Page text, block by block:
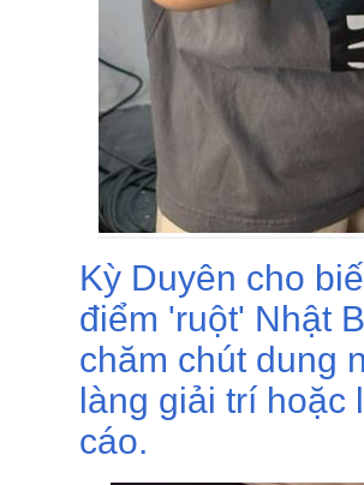
Kỳ Duyên cho
điểm 'ruột' Nhật
chăm chút dung
làng giải trí hoặc
cáo.